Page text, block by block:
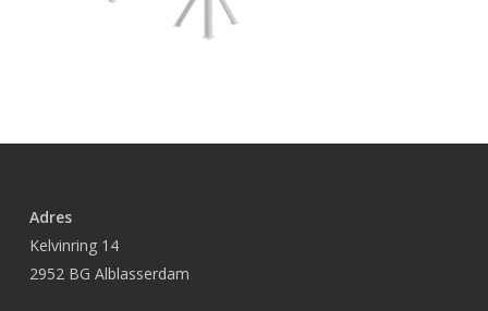
Adres
Kelvinring 14
2952 BG Alblasserdam